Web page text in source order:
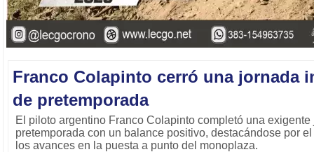
Franco Colapinto cerró una jornada
de pretemporada
El piloto argentino Franco Colapinto completó una
pretemporada con un balance positivo, destacándose por
los avances en la puesta a punto del monoplaza.